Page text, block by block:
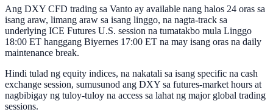
Ang DXY CFD trading sa Vanto ay available nang halos 24 oras sa
isang araw, limang araw sa isang linggo, na nagta-track sa
underlying ICE Futures U.S. session na tumatakbo mula Linggo
18:00 ET hanggang Biyernes 17:00 ET na may isang oras na daily
maintenance break.
Hindi tulad ng equity indices, na nakatali sa isang specific na cash
exchange session, sumusunod ang DXY sa futures-market hours at
nagbibigay ng tuloy-tuloy na access sa lahat ng major global trading
sessions.